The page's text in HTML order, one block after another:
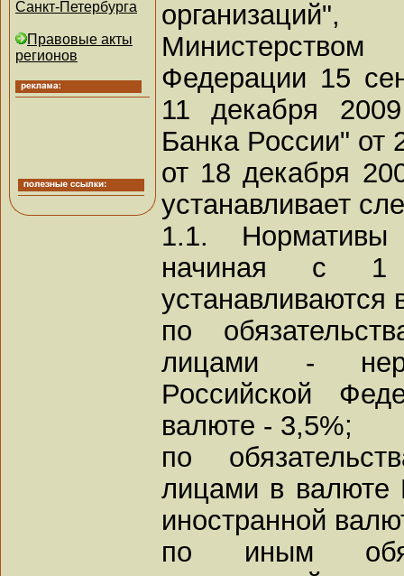
Санкт-Петербурга
Правовые акты
регионов
Федерации 15
11 декабря
Банка России" от
от 18 декабря
устанавливает
1.1. Нормативы
начиная с 1
по
лицами -
Российской
валюте - 3,5%;
по
лицами в валюте
иностранной
по иным